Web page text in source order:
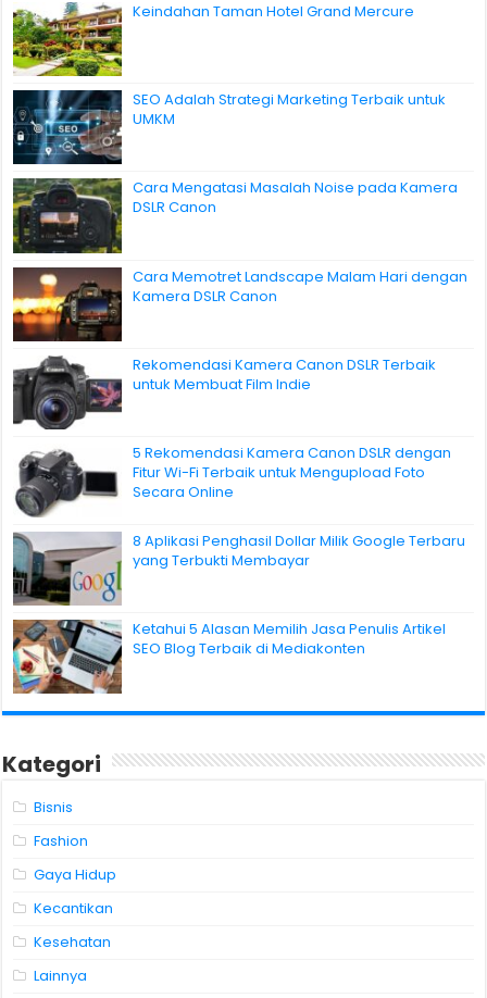
Keindahan Taman Hotel Grand Mercure
SEO Adalah Strategi Marketing Terbaik untuk
UMKM
Cara Mengatasi Masalah Noise pada Kamera
DSLR Canon
Cara Memotret Landscape Malam Hari dengan
Kamera DSLR Canon
Rekomendasi Kamera Canon DSLR Terbaik
untuk Membuat Film Indie
5 Rekomendasi Kamera Canon DSLR dengan
Fitur Wi-Fi Terbaik untuk Mengupload Foto
Secara Online
8 Aplikasi Penghasil Dollar Milik Google Terbaru
yang Terbukti Membayar
Ketahui 5 Alasan Memilih Jasa Penulis Artikel
SEO Blog Terbaik di Mediakonten
Kategori
Bisnis
Fashion
Gaya Hidup
Kecantikan
Kesehatan
Lainnya